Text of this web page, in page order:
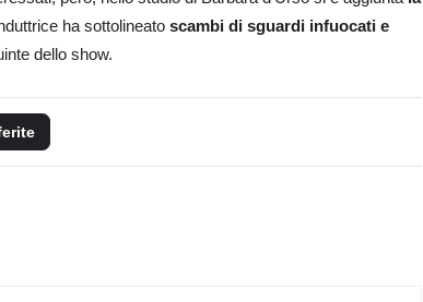
ha sottolineato scambi di sguardi infuocati e
dello show.